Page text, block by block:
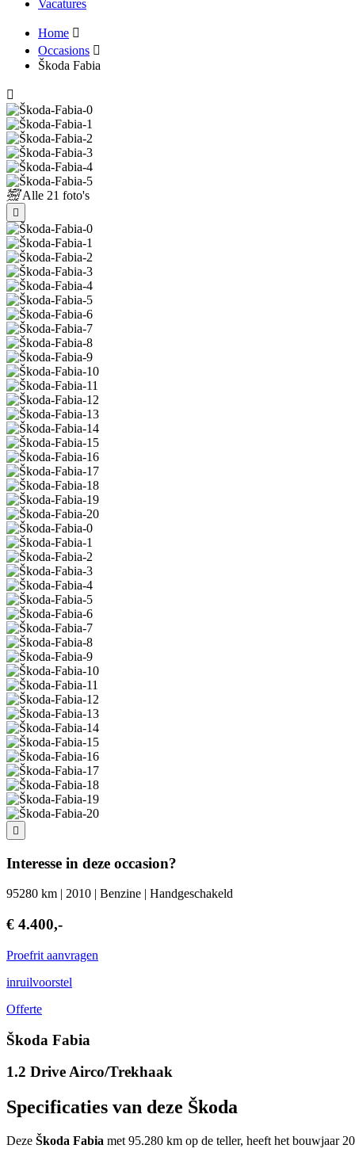
Vacatures
Home
Occasions
Škoda Fabia
Alle 21 foto's
Interesse in deze occasion?
95280 km | 2010 | Benzine | Handgeschakeld
€ 4.400,-
Proefrit aanvragen
inruilvoorstel
Offerte
Škoda Fabia
1.2 Drive Airco/Trekhaak
Specificaties van deze Škoda
Deze Škoda Fabia met 95.280 km op de teller, heeft het bouwjaar